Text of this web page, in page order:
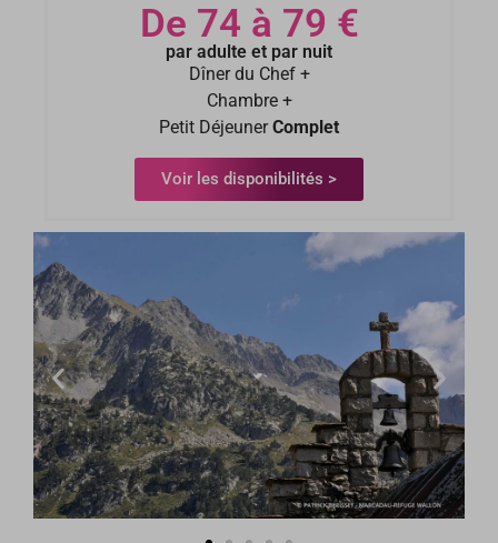
De 74 à 79 €
par adulte et par nuit
Dîner du Chef +
Chambre +
Petit DéjeunerComplet
Voir les disponibilités >